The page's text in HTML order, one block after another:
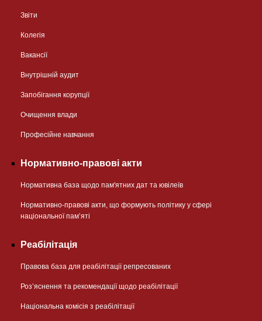
Звіти
Колегія
Вакансії
Внутрішній аудит
Запобігання корупції
Очищення влади
Професійне навчання
Нормативно-правові акти
Нормативна база щодо пам'ятних дат та ювілеїв
Нормативно-правові акти, що формують політику у сфері
національної памʼяті
Реабілітація
Правова база для реабілітації репресованих
Розʼяснення та рекомендації щодо реабілітації
Національна комісія з реабілітації